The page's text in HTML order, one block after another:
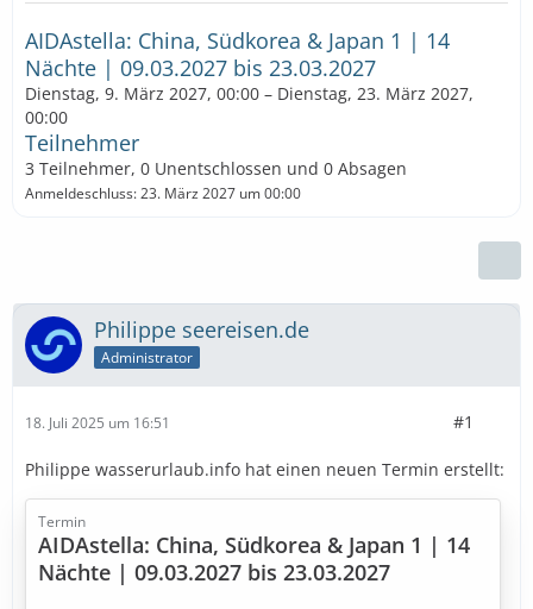
AIDAstella: China, Südkorea & Japan 1 | 14
Nächte | 09.03.2027 bis 23.03.2027
Dienstag, 9. März 2027, 00:00 – Dienstag, 23. März 2027,
00:00
Teilnehmer
3 Teilnehmer, 0 Unentschlossen und 0 Absagen
Anmeldeschluss: 23. März 2027 um 00:00
Philippe seereisen.de
Administrator
18. Juli 2025 um 16:51 #1
Philippe wasserurlaub.info hat einen neuen Termin erstellt:
Termin
AIDAstella: China, Südkorea & Japan 1 | 14
Nächte | 09.03.2027 bis 23.03.2027